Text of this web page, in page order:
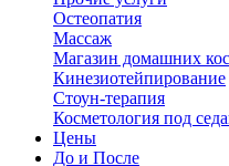
Остеопатия
Массаж
Магазин домашних
Кинезиотейпирование
Стоун-терапия
Косметология под
Цены
До и После